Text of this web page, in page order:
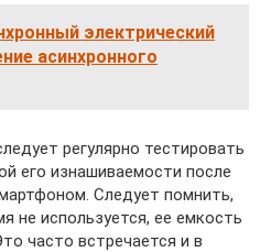
электрический
асинхронного
регулярно тестировать
его изнашиваемости после
Следует помнить,
не используется, ее емкость
часто встречается и в